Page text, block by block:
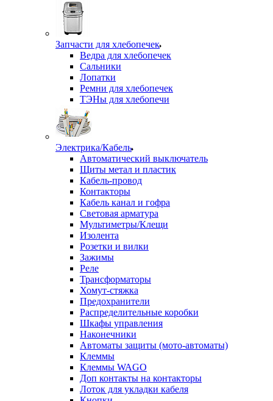
Запчасти для хлебопечек
Ведра для хлебопечек
Сальники
Лопатки
Ремни для хлебопечек
ТЭНы для хлебопечи
Электрика/Кабель
Автоматический выключатель
Щиты метал и пластик
Кабель-провод
Контакторы
Кабель канал и гофра
Световая арматура
Мультиметры/Клещи
Изолента
Розетки и вилки
Зажимы
Реле
Трансформаторы
Хомут-стяжка
Предохранители
Распределительные коробки
Шкафы управления
Наконечники
Автоматы защиты (мото-автоматы)
Клеммы
Клеммы WAGO
Доп контакты на контакторы
Лоток для укладки кабеля